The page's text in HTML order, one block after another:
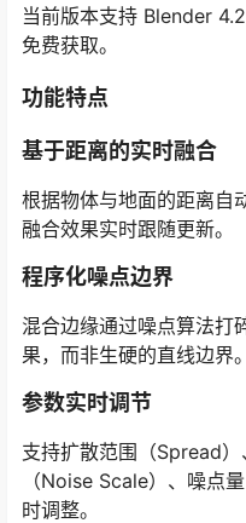
当前版本支持 Blender
免费获取。
功能特点
基于距离的实时融合
根据物体与地面的距离自
融合效果实时跟随更新。
程序化噪点边界
混合边缘通过噪点算法打
果，而非生硬的直线边界。
参数实时调节
支持扩散范围（Spread
（Noise Scale）、噪点
时调整。